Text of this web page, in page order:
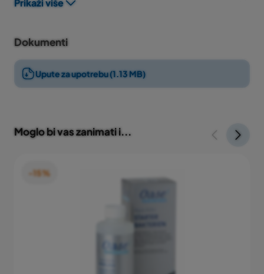
Količina od 500 ml dovoljna je za tretman 10.000
litara vode.
Prikaži više
Dokumenti
Upute za upotrebu (1.13 MB)
Moglo bi vas zanimati i...
-15%